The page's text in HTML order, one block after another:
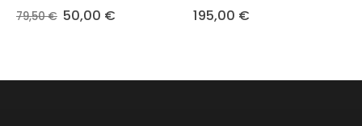
0out of 5
79,50€ Le
prix
50,00 €Le 0out of 5
195,00 €